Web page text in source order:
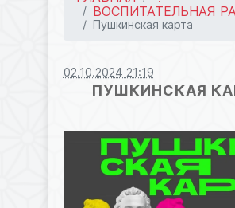
ВОСПИТАТЕЛЬНАЯ
Пушкинская карта
02.10.2024 21:19
ПУШКИНСКАЯ